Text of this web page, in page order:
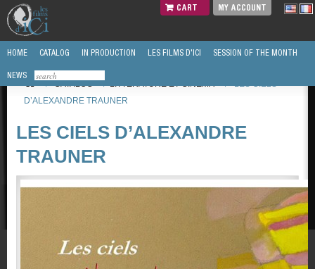
CART MY ACCOUNT
HOME CATALOG IN PRODUCTION LES FILMS D'ICI SESSION OF THE MONTH
NEWS
/
CATALOG / LITTÉRATURE ET CINEMA /
LES CIELS
D’ALEXANDRE TRAUNER
LES CIELS D’ALEXANDRE
TRAUNER